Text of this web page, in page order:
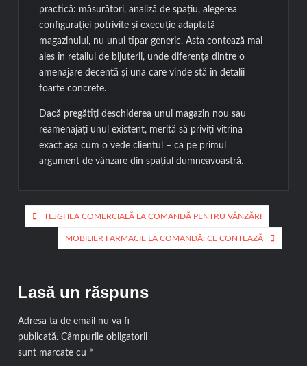
practică: măsurători, analiză de spațiu, alegerea
configurației potrivite și execuție adaptată
magazinului, nu unui tipar generic. Asta contează mai
ales în retailul de bijuterii, unde diferența dintre o
amenajare decentă și una care vinde stă în detalii
foarte concrete.
Dacă pregătiți deschiderea unui magazin nou sau
reamenajați unul existent, merită să priviți vitrina
exact așa cum o vede clientul – ca pe primul
argument de vânzare din spațiul dumneavoastră.
Navigare
TEJGHEA COMERCIALĂ LA COMANDĂ PENTRU VÂNZĂRI
MOBILIER FARMACIE LA COMANDĂ: CE CONTEAZĂ
Lasă un răspuns
Adresa ta de email nu va fi
publicată. Câmpurile obligatorii
sunt marcate cu *